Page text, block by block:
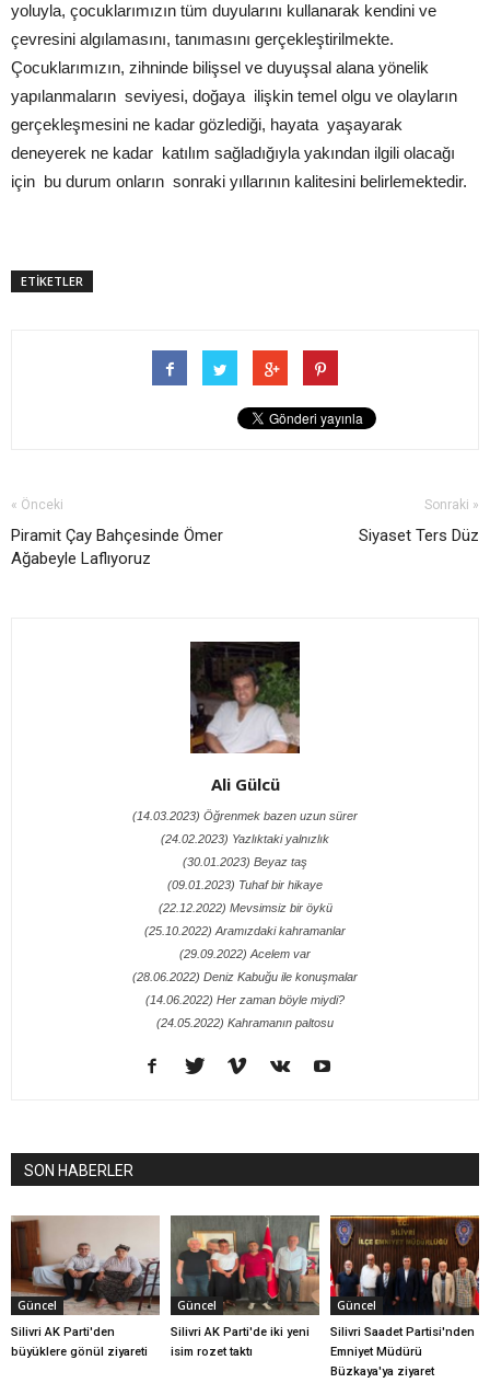
yoluyla, çocuklarımızın tüm duyularını kullanarak kendini ve
çevresini algılamasını, tanımasını gerçekleştirilmekte.
Çocuklarımızın, zihninde bilişsel ve duyuşsal alana yönelik
yapılanmaların seviyesi, doğaya ilişkin temel olgu ve olayların
gerçekleşmesini ne kadar gözlediği, hayata yaşayarak
deneyerek ne kadar katılım sağladığıyla yakından ilgili olacağı
için bu durum onların sonraki yıllarının kalitesini belirlemektedir.
ETİKETLER
« Önceki
Piramit Çay Bahçesinde Ömer
Ağabeyle Laflıyoruz
Sonraki »
Siyaset Ters Düz
Ali Gülcü
(14.03.2023) Öğrenmek bazen uzun sürer
(24.02.2023) Yazlıktaki yalnızlık
(30.01.2023) Beyaz taş
(09.01.2023) Tuhaf bir hikaye
(22.12.2022) Mevsimsiz bir öykü
(25.10.2022) Aramızdaki kahramanlar
(29.09.2022) Acelem var
(28.06.2022) Deniz Kabuğu ile konuşmalar
(14.06.2022) Her zaman böyle miydi?
(24.05.2022) Kahramanın paltosu
SON HABERLER
Güncel
Silivri AK Parti'den
büyüklere gönül ziyareti
Güncel
Silivri AK Parti'de iki yeni
isim rozet taktı
Güncel
Silivri Saadet Partisi'nden
Emniyet Müdürü
Büzkaya'ya ziyaret